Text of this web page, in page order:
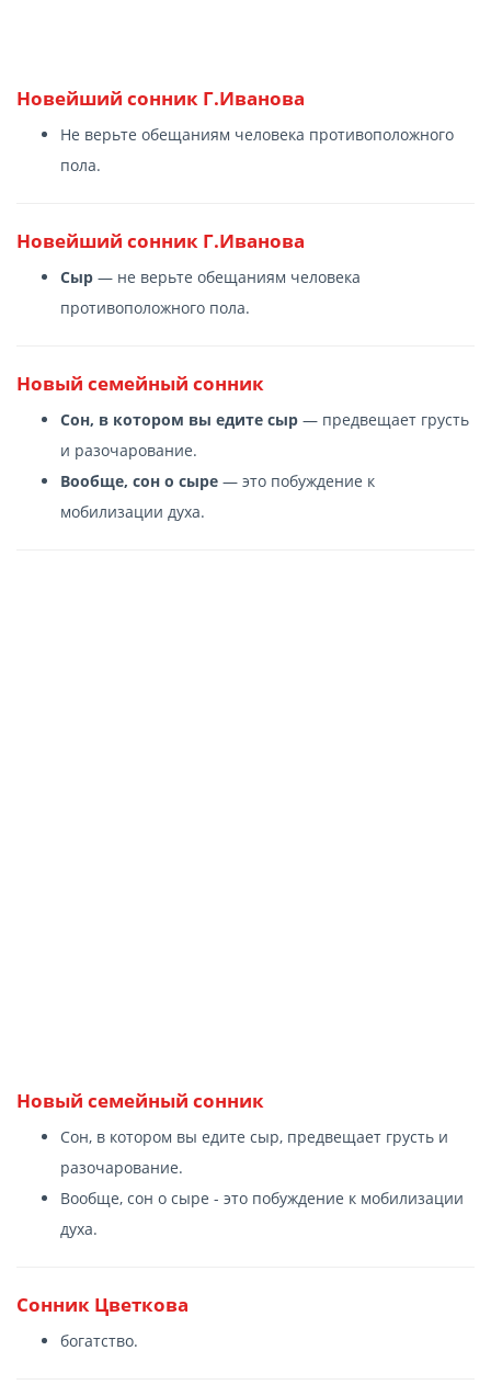
Новейший сонник Г.Иванова
Не верьте обещаниям человека противоположного
пола.
Новейший сонник Г.Иванова
Сыр — не верьте обещаниям человека
противоположного пола.
Новый семейный сонник
Сон, в котором вы едите сыр — предвещает грусть
и разочарование.
Вообще, сон о сыре — это побуждение к
мобилизации духа.
Новый семейный сонник
Сон, в котором вы едите сыр, предвещает грусть и
разочарование.
Вообще, сон о сыре - это побуждение к мобилизации
духа.
Сонник Цветкова
богатство.